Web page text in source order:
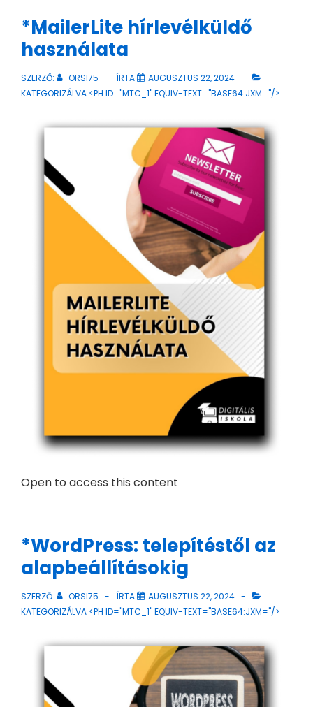
*MailerLite hírlevélküldő
használata
SZERZŐ: ORSI75 ÍRTA
AUGUSZTUS 22, 2024
KATEGORIZÁLVA <PH ID="MTC_1" EQUIV-TEXT="BASE64:JXM="/>
Open to access this content
*WordPress: telepítéstől az
alapbeállításokig
SZERZŐ: ORSI75 ÍRTA
AUGUSZTUS 22, 2024
KATEGORIZÁLVA <PH ID="MTC_1" EQUIV-TEXT="BASE64:JXM="/>